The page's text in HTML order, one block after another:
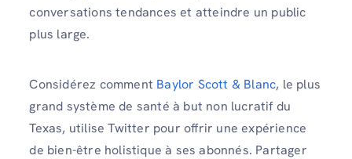
conversations tendances et atteindre un public
plus large.
Considérez comment Baylor Scott & Blanc, le plus
grand système de santé à but non lucratif du
Texas, utilise Twitter pour offrir une expérience
de bien-être holistique à ses abonnés. Partager